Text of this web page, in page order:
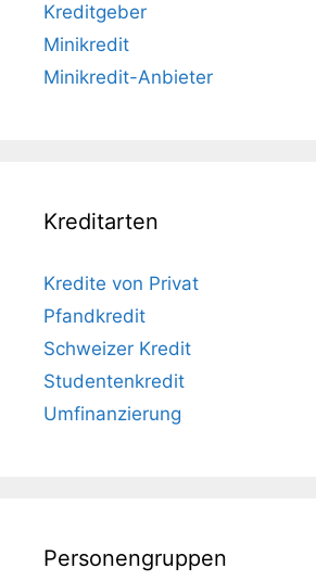
Kreditgeber
Minikredit
Minikredit-Anbieter
Kreditarten
Kredite von Privat
Pfandkredit
Schweizer Kredit
Studentenkredit
Umfinanzierung
Personengruppen